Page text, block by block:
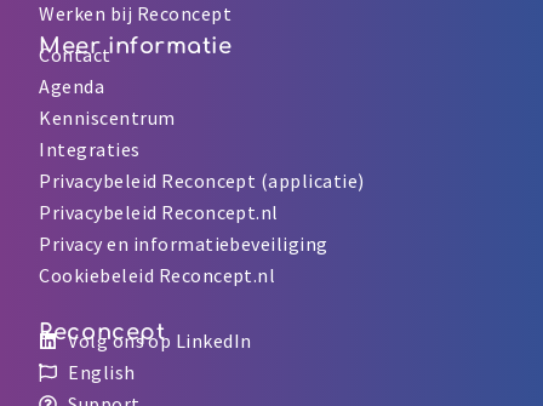
Werken bij Reconcept
Meer informatie
Contact
Agenda
Kenniscentrum
Integraties
Privacybeleid Reconcept (applicatie)
Privacybeleid Reconcept.nl
Privacy en informatiebeveiliging
Cookiebeleid Reconcept.nl
Reconcept
Volg ons op LinkedIn
English